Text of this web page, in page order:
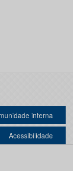
interna
Acessibilidade